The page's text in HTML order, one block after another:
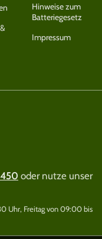
Hinweise zum
Batteriegesetz
Impressum
oder nutze unser
Uhr, Freitag von 09:00 bis